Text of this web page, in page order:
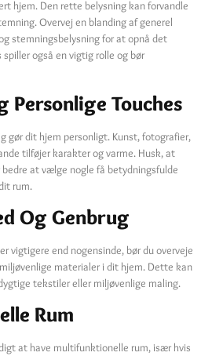
hjem. Den rette belysning kan forvandle
Overvej en blanding af generel
stemningsbelysning for at opnå det
også en vigtig rolle og bør
Personlige Touches
gør dit hjem personligt. Kunst, fotografier,
tilføjer karakter og varme. Husk, at
at vælge nogle få betydningsfulde
rum.
Og Genbrug
vigtigere end nogensinde, bør du overveje
materialer i dit hjem. Dette kan
tekstiler eller miljøvenlige maling.
Rum
at have multifunktionelle rum, især hvis